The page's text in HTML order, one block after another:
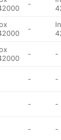
-
-
- -
- -
- -
- -